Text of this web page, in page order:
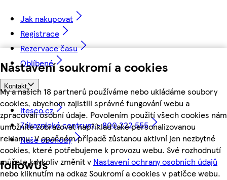
Nastavení soukromí a cookies
My a našich 18 partnerů používáme nebo ukládáme soubory
cookies, abychom zajistili správné fungování webu a
zpracovali osobní údaje. Povolením použití všech cookies nám
umožníte zobrazovat například také personalizovanou
reklamu. V opačném případě zůstanou aktivní jen nezbytné
cookies, které potřebujeme k provozu webu. Své rozhodnutí
můžete kdykoliv změnit v Nastavení ochrany osobních údajů
nebo kliknutím na odkaz Soukromí a cookies v patičce webu.
Jak nakupovat
Registrace
Rezervace času
Oblíbené
Kontakt
itesco.cz
Zákaznické centrum - 800 222 555
Naše obchody
followUs